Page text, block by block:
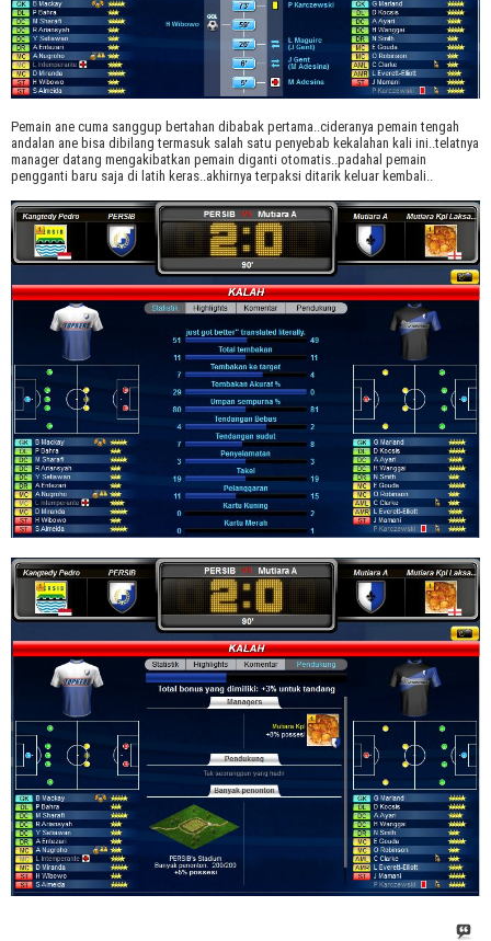
Pemain ane cuma sanggup bertahan dibabak pertama..cideranya pemain tengah
andalan ane bisa dibilang termasuk salah satu penyebab kekalahan kali ini..telatnya
manager datang mengakibatkan pemain diganti otomatis..padahal pemain
pengganti baru saja di latih keras..akhirnya terpaksi ditarik keluar kembali..